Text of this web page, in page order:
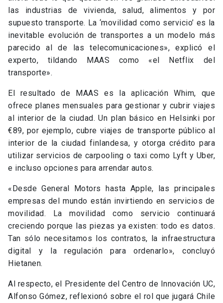
las industrias de vivienda, salud, alimentos y por
supuesto transporte. La ‘movilidad como servicio’ es la
inevitable evolución de transportes a un modelo más
parecido al de las telecomunicaciones», explicó el
experto, tildando MAAS como «el Netflix del
transporte».
El resultado de MAAS es la aplicación Whim, que
ofrece planes mensuales para gestionar y cubrir viajes
al interior de la ciudad. Un plan básico en Helsinki por
€89, por ejemplo, cubre viajes de transporte público al
interior de la ciudad finlandesa, y otorga crédito para
utilizar servicios de carpooling o taxi como Lyft y Uber,
e incluso opciones para arrendar autos.
«Desde General Motors hasta Apple, las principales
empresas del mundo están invirtiendo en servicios de
movilidad. La movilidad como servicio continuará
creciendo porque las piezas ya existen: todo es datos.
Tan sólo necesitamos los contratos, la infraestructura
digital y la regulación para ordenarlo», concluyó
Hietanen.
Al respecto, el Presidente del Centro de Innovación UC,
Alfonso Gómez, reflexionó sobre el rol que jugará Chile